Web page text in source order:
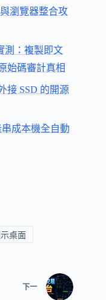
瀏覽器整合攻
測：複製即文
始碼審計真相
接 SSD 的開源
串成本機全自動
桌面
下一